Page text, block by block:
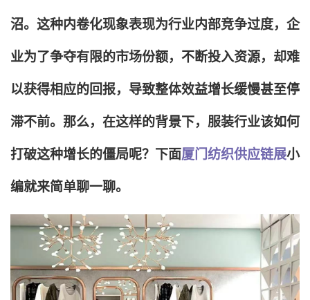
沼。这种内卷化现象表现为行业内部竞争过度，企
业为了争夺有限的市场份额，不断投入资源，却难
以获得相应的回报，导致整体效益增长缓慢甚至停
滞不前。那么，在这样的背景下，服装行业该如何
打破这种增长的僵局呢？下面厦门纺织供应链展小
编就来简单聊一聊。